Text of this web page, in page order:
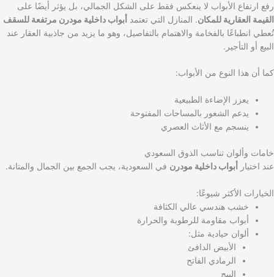
رفع ارتفاع الأبواب لا ينعكس فقط على الشكل الجمالي، بل يؤثر أيضًا على
القيمة العقارية للمكان. المنازل التي تعتمد أبواب داخلية مودرن مرتفعة للسقف
تُعطي انطباعًا بالفخامة والاهتمام بالتفاصيل، وهو ما يزيد من جاذبية العقار عند
البيع أو التأجير.
كما أن هذا النوع من الأبواب:
يعزز الإضاءة الطبيعية
يدعم الشعور بالمساحات المفتوحة
ينسجم مع الأثاث العصري
خامات وألوان تناسب الذوق السعودي
عند اختيار
أبواب داخلية مودرن في السعودية، يجب الجمع بين الجمال والمتانة.
الخيارات الأكثر شيوعًا:
خشب هندسي عالي الكثافة
أبواب مقاومة للرطوبة والحرارة
ألوان حيادية مثل:
الأبيض الدافئ
الرمادي الفاتح
البيج